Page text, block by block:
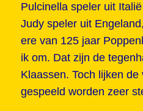
Pulcinella speler uit
Judy speler uit
ere van 125 jaar
ik om. Dat zijn de
Klaassen. Toch lijken de
gespeeld worden zeer